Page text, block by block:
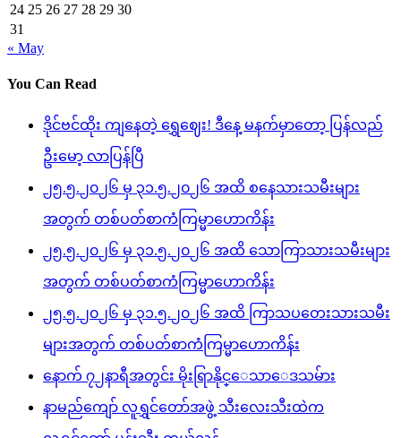
24 25 26 27 28 29 30
31
« May
You Can Read
ဒိုင်ဗင်ထိုး ကျနေတဲ့ ရွှေဈေး! ဒီနေ့ မနက်မှာတော့ ပြန်လည်
ဦးမော့ လာပြန်ပြီ
၂၅.၅.၂၀၂၆ မှ ၃၁.၅.၂၀၂၆ အထိ စနေသားသမီးများ
အတွက် တစ်ပတ်စာကံကြမ္မာဟောကိန်း
၂၅.၅.၂၀၂၆ မှ ၃၁.၅.၂၀၂၆ အထိ သောကြာသားသမီးများ
အတွက် တစ်ပတ်စာကံကြမ္မာဟောကိန်း
၂၅.၅.၂၀၂၆ မှ ၃၁.၅.၂၀၂၆ အထိ ကြာသပတေးသားသမီး
များအတွက် တစ်ပတ်စာကံကြမ္မာဟောကိန်း
နောက် ၇၂နာရီအတွင်း မိုးရြာနိုင္ေသာေဒသမ်ား
နာမည်ကျော် လူရွှင်တော်အဖွဲ့ သီးလေးသီးထဲက